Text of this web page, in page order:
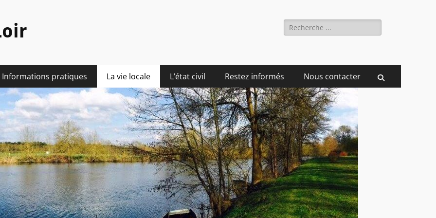
Rechercher :
Informations pratiques La vie locale L’état civil Restez informés Nous contacter